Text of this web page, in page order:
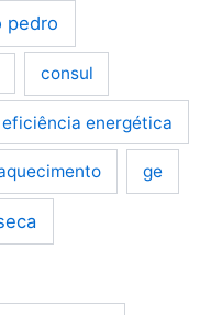
pedro
consul
eficiência energética
ge